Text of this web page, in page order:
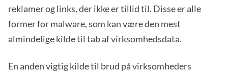
reklamer og links, der ikke er tillid til. Disse er alle
former for malware, som kan være den mest
almindelige kilde til tab af virksomhedsdata.
En anden vigtig kilde til brud på virksomheders